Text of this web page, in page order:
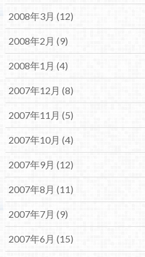
2008年3月 (12)
2008年2月 (9)
2008年1月 (4)
2007年12月 (8)
2007年11月 (5)
2007年10月 (4)
2007年9月 (12)
2007年8月 (11)
2007年7月 (9)
2007年6月 (15)